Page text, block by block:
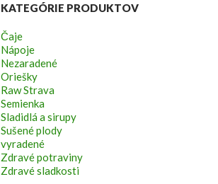
KATEGÓRIE PRODUKTOV
Čaje
Nápoje
Nezaradené
Oriešky
Raw Strava
Semienka
Sladidlá a sirupy
Sušené plody
vyradené
Zdravé potraviny
Zdravé sladkosti